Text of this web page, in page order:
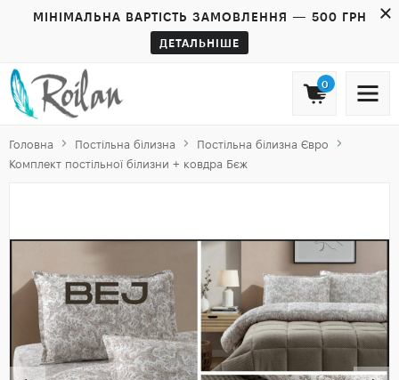
МІНІМАЛЬНА ВАРТІСТЬ ЗАМОВЛЕННЯ — 500 ГРН
ДЕТАЛЬНІШЕ
0
Головна Постільна білизна
Постільна білизна Євро
Комплект постільної білизни + ковдра Бєж